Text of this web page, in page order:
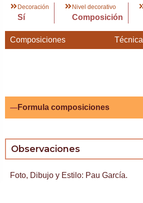
Decoración
Sí
Nivel decorativo
Composición
Composiciones Técnica
Formula composiciones
Observaciones
Foto, Dibujo y Estilo: Pau García.